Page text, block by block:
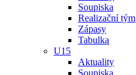
Soupiska
Realizační tým
Zápasy
Tabulka
U15
Aktuality
Soupiska